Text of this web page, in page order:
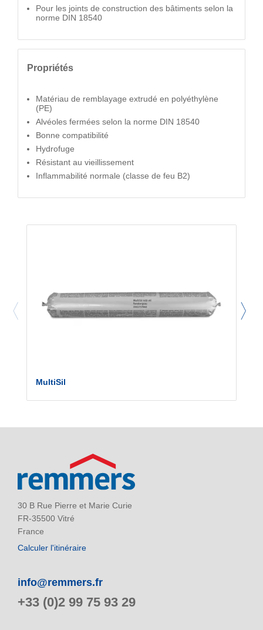
Pour les joints de construction des bâtiments selon la
norme DIN 18540
Propriétés
Matériau de remblayage extrudé en polyéthylène
(PE)
Alvéoles fermées selon la norme DIN 18540
Bonne compatibilité
Hydrofuge
Résistant au vieillissement
Inflammabilité normale (classe de feu B2)
MultiSil
30 B Rue Pierre et Marie Curie
FR-35500 Vitré
France
Calculer l'itinéraire
info@remmers.fr
+33 (0)2 99 75 93 29